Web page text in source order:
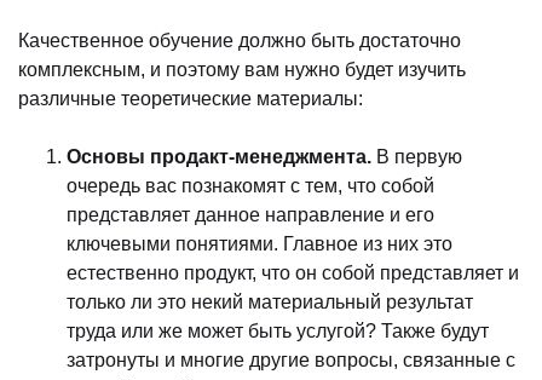
Качественное обучение должно быть достаточно
комплексным, и поэтому вам нужно будет изучить
различные теоретические материалы:
Основы продакт-менеджмента. В первую
очередь вас познакомят с тем, что собой
представляет данное направление и его
ключевыми понятиями. Главное из них это
естественно продукт, что он собой представляет и
только ли это некий материальный результат
труда или же может быть услугой? Также будут
затронуты и многие другие вопросы, связанные с